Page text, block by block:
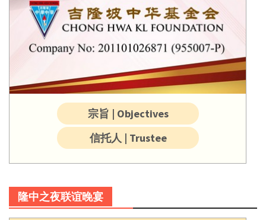
宗旨 | Objectives
信托人 | Trustee
隆中之夜联谊晚宴